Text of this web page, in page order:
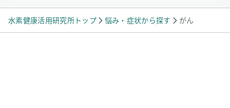
水素健康活用研究所トップ 悩み・症状から探す がん